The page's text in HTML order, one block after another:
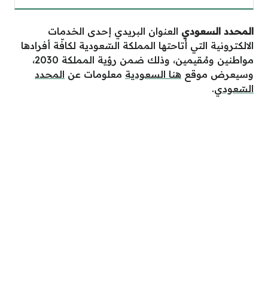
المحدد السعودي العنوان البريدي إحدى الخدمات
الالكترونية التي أتاحتها المملكة السّعودية لكافّة أفرادها
مواطنين ومُقيمين، وذلك ضمن رؤية المملكة 2030،
وسيعرض موقع هنا السعودية معلومات عن المحدد
السّعودي.